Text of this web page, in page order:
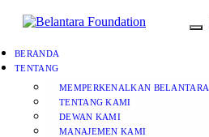
BERANDA
TENTANG
MEMPERKENALKAN BELANTARA
TENTANG KAMI
DEWAN KAMI
MANAJEMEN KAMI